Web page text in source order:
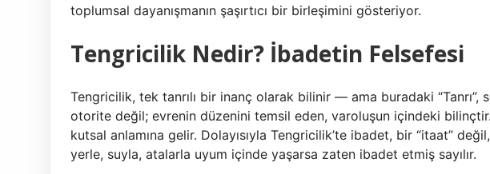
toplumsal dayanışmanın şaşırtıcı bir birleşimini gösteriyor.
Tengricilik Nedir? İbadetin Felsefesi
Tengricilik, tek tanrılı bir inanç olarak bilinir — ama buradaki
otorite değil; evrenin düzenini temsil eden, varoluşun içindeki
kutsal anlamına gelir. Dolayısıyla Tengricilik’te ibadet, bir “itaat”
yerle, suyla, atalarla uyum içinde yaşarsa zaten ibadet etmiş sayılır.